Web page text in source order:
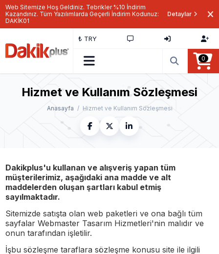
Web Sitemize Hoş Geldiniz. Tebrikler %10 İndirim
Kazandınız. Tüm Yazılımlarda Geçerli İndirim Kodunuz:
DAKİK01
Detaylar
₺ TRY
0
Hizmet ve Kullanım Sözleşmesi
Anasayfa Hizmet ve Kullanım Sözleşmesi
Dakikplus'u kullanan ve alışveriş yapan tüm
müşterilerimiz, aşağıdaki ana madde ve alt
maddelerden oluşan şartları kabul etmiş
sayılmaktadır.
Sitemizde satışta olan web paketleri ve ona bağlı tüm
sayfalar Webmaster Tasarım Hizmetleri'nin malıdır ve
onun tarafından işletilir.
İşbu sözleşme taraflara sözleşme konusu site ile ilgili